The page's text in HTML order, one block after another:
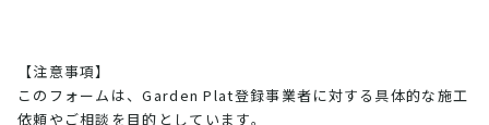
【注意事項】
このフォームは、Garden Plat登録事業者に対する具体的な施工
依頼やご相談を目的としています。